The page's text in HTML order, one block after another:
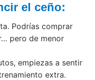
el ceño:
Podrías comprar
pero de menor
empiezas a sentir
extra.